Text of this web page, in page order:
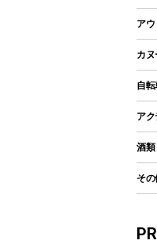
鉄
焚
火
バ
シ
ク
ナ
カ
マ
プ
デ
ウ
保
ア
ア
バ
そ
カヌ
イ
カ
パ
ヘ
自転
折
シ
アク
マ
酒
その
湯